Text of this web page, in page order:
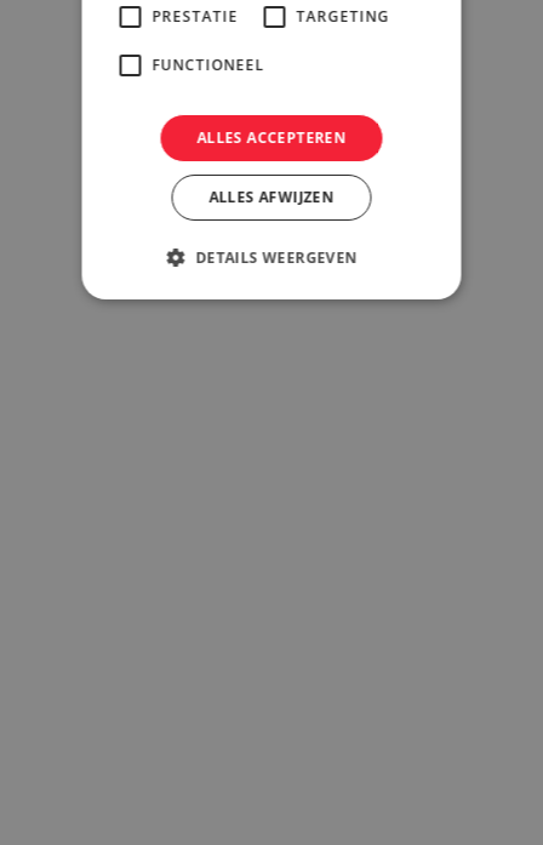
PRESTATIE TARGETING
FUNCTIONEEL
ALLES ACCEPTEREN
ALLES AFWIJZEN
DETAILS WEERGEVEN